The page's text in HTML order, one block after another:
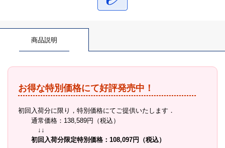
商品説明
お得な特別価格にて好評発売中！
初回入荷分に限り，特別価格にてご提供いたします．
通常価格：138,589円（税込）
↓↓
初回入荷分限定特別価格：108,097円（税込）